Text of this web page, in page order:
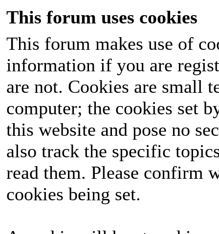
This forum uses cookies
This forum makes use of
information if you are
are not. Cookies are small
computer; the cookies set
this website and pose no
also track the specific
read them. Please confirm
cookies being set.